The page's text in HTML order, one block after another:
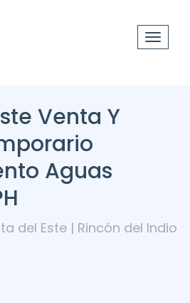
Toggle
Venta Y
Aguas
del Este | Rincón del Indio